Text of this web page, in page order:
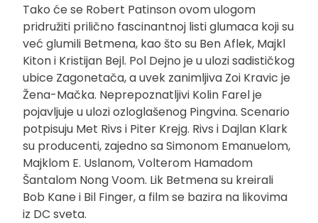
Tako će se Robert Patinson ovom ulogom
pridružiti prilično fascinantnoj listi glumaca koji su
već glumili Betmena, kao što su Ben Aflek, Majkl
Kiton i Kristijan Bejl. Pol Dejno je u ulozi sadističkog
ubice Zagonetača, a uvek zanimljiva Zoi Kravic je
Žena-Mačka. Neprepoznatljivi Kolin Farel je
pojavljuje u ulozi ozloglašenog Pingvina. Scenario
potpisuju Met Rivs i Piter Krejg. Rivs i Dajlan Klark
su producenti, zajedno sa Simonom Emanuelom,
Majklom E. Uslanom, Volterom Hamadom
Šantalom Nong Voom. Lik Betmena su kreirali
Bob Kane i Bil Finger, a film se bazira na likovima
iz DC sveta.